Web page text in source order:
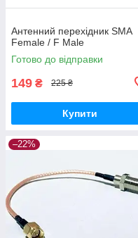
Антенний перехідник SMA
Female / F Male
Готово до відправки
149 ₴ 225 ₴
Купити
–22%